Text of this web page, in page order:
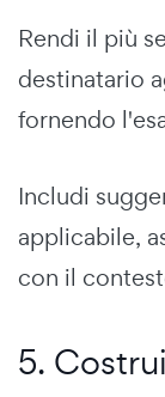
Rendi il più
destinatario
fornendo
Includi
applicabile,
con il
5.